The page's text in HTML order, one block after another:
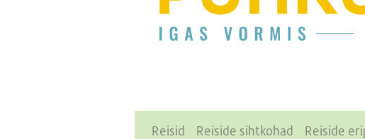
Reisid Reiside sihtkohad Reiside